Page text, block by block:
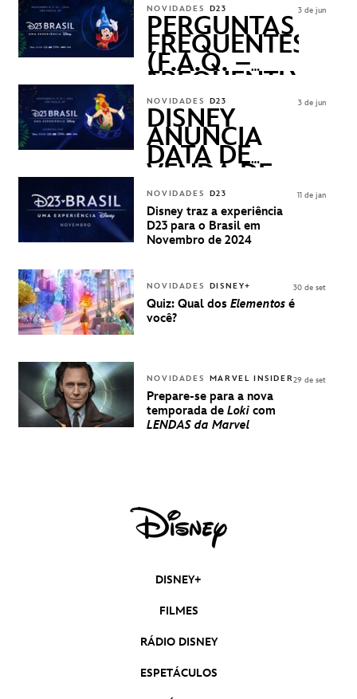
NOVIDADES D23
PERGUNTAS
FREQUENTES
(F.A.Q. –
FREQUENTLY
ASKED
QUESTIONS)
3 de jun
NOVIDADES D23
DISNEY
ANUNCIA
DATA DE
VENDA DE
INGRESSOS
PARA A D23
BRASIL -
UMA
DISNEY
3 de jun
NOVIDADES D23
Disney traz a experiência
D23 para o Brasil em
Novembro de 2024
11 de jan
NOVIDADES DISNEY+
Quiz: Qual dos Elementos é
você?
30 de set
NOVIDADES MARVEL INSIDER
Prepare-se para a nova
temporada de Loki com
LENDAS da Marvel
29 de set
DISNEY+
FILMES
RÁDIO DISNEY
ESPETÁCULOS